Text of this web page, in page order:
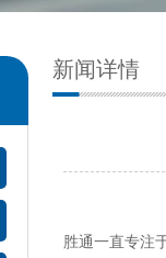
新闻详情
胜通一直专注